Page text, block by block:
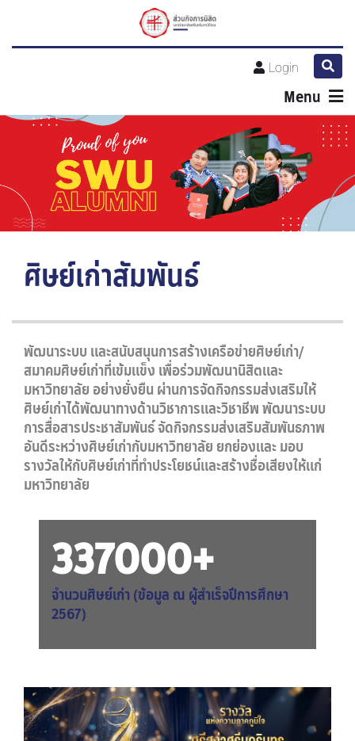
Login
Menu
ศิษย์เก่าสัมพันธ์
พัฒนาระบบ และสนับสนุนการสร้างเครือข่ายศิษย์เก่า/
สมาคมศิษย์เก่าที่เข้มแข็ง เพื่อร่วมพัฒนานิสิตและ
มหาวิทยาลัย อย่างยั่งยืน ผ่านการจัดกิจกรรมส่งเสริมให้
ศิษย์เก่าได้พัฒนาทางด้านวิชาการและวิชาชีพ พัฒนาระบบ
การสื่อสารประชาสัมพันธ์ จัดกิจกรรมส่งเสริมสัมพันธภาพ
อันดีระหว่างศิษย์เก่ากับมหาวิทยาลัย ยกย่องและ มอบ
รางวัลให้กับศิษย์เก่าที่ทำประโยชน์และสร้างชื่อเสียงให้แก่
มหาวิทยาลัย
337000+
จำนวนศิษย์เก่า (ข้อมูล ณ ผู้สำเร็จปีการศึกษา
2567)